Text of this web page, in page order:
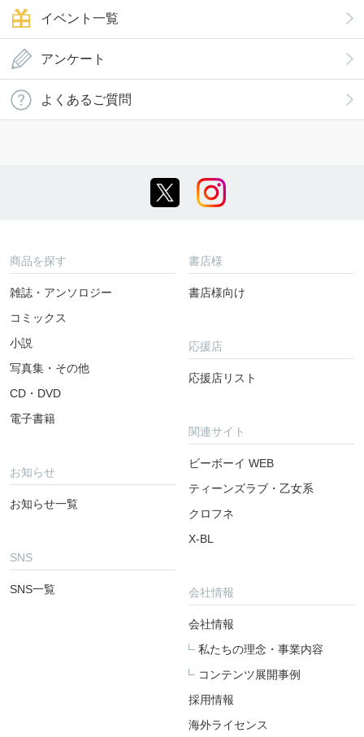
イベント一覧
アンケート
よくあるご質問
商品を探す
雑誌・アンソロジー
コミックス
小説
写真集・その他
CD・DVD
電子書籍
お知らせ
お知らせ一覧
SNS
SNS一覧
書店様
書店様向け
応援店
応援店リスト
関連サイト
ビーボーイ WEB
ティーンズラブ・乙女系
クロフネ
X-BL
会社情報
会社情報
私たちの理念・事業内容
コンテンツ展開事例
採用情報
海外ライセンス